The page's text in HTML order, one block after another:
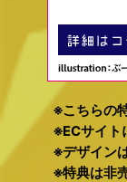
※こちらの
※ECサイト
※デザイン
※特典は非